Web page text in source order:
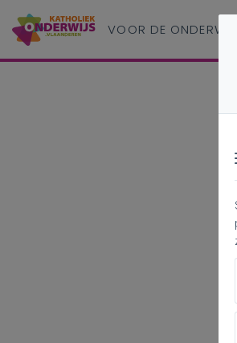
VOOR DE ONDERWIJS